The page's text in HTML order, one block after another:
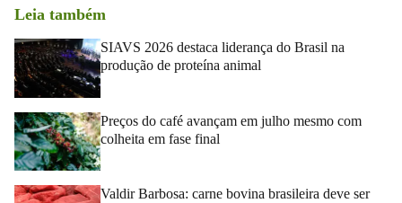
Leia também
SIAVS 2026 destaca liderança do Brasil na
produção de proteína animal
Preços do café avançam em julho mesmo com
colheita em fase final
Valdir Barbosa: carne bovina brasileira deve ser